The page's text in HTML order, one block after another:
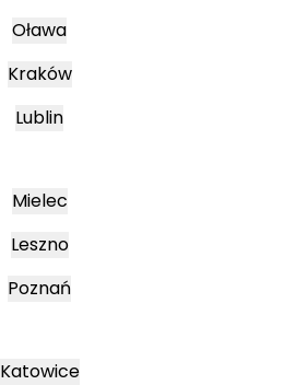
Oława
Kraków
Lublin
Mielec
Leszno
Poznań
Katowice